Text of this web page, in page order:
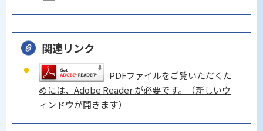
関連リンク
PDFファイルをご覧いただくた
めには、Adobe Reader が必要です。（新しいウ
ィンドウが開きます）